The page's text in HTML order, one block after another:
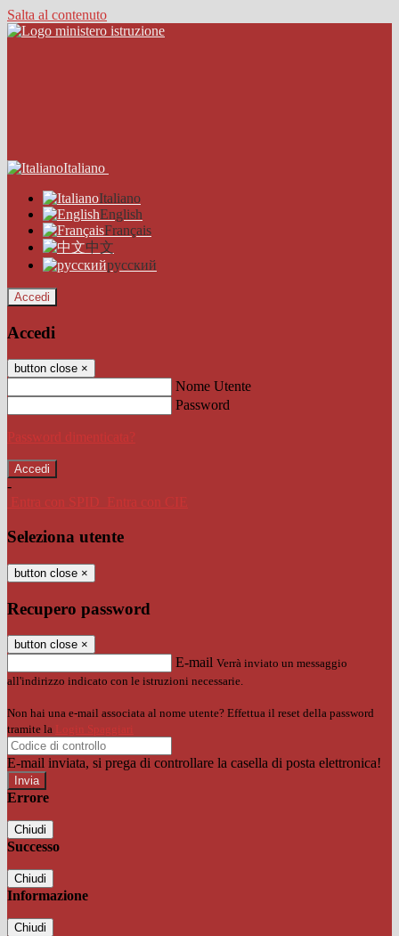
Salta al contenuto
Italiano
Italiano
English
Français
中文
русский
Accedi
Accedi
button close ×
Nome Utente
Password
Password dimenticata?
-
Entra con SPID
Entra con CIE
Seleziona utente
button close ×
Recupero password
button close ×
E-mail Verrà inviato un messaggio
all'indirizzo indicato con le istruzioni necessarie.
Non hai una e-mail associata al nome utente? Effettua il reset della password
tramite la Login Spaggiari
E-mail inviata, si prega di controllare la casella di posta elettronica!
Errore
Chiudi
Successo
Chiudi
Informazione
Chiudi